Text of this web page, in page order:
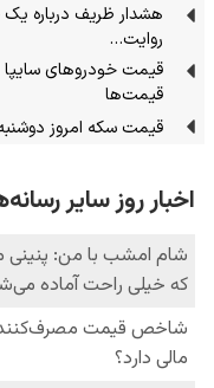
هشدار ظریف درباره یک
روایت…
قیمت‌‌ها
قیمت سکه امروز دوشنبه ۱۹ مرداد ۱۴۰۵ / سکه امامی چند